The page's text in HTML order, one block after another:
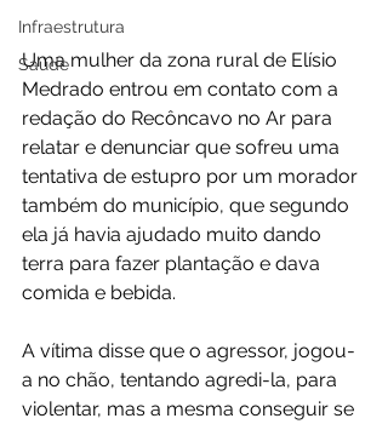
Infraestrutura
Saúde
Uma mulher da zona rural de Elísio
Medrado entrou em contato com a
redação do Recôncavo no Ar para
relatar e denunciar que sofreu uma
tentativa de estupro por um morador
também do município, que segundo
ela já havia ajudado muito dando
terra para fazer plantação e dava
comida e bebida.
A vítima disse que o agressor, jogou-
a no chão, tentando agredi-la, para
violentar, mas a mesma conseguir se